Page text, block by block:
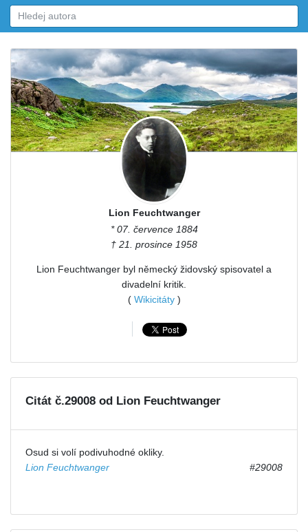
Lion Feuchtwanger
* 07. července 1884
† 21. prosince 1958
Lion Feuchtwanger byl německý židovský spisovatel a
divadelní kritik.
( Wikicitáty)
Citát č.29008 od Lion Feuchtwanger
Osud si volí podivuhodné okliky.
Lion Feuchtwanger
#29008